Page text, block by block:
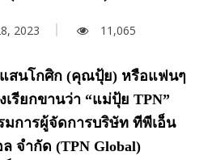
2023 11,065
นโกศิก (คุณปุ้ย) หรือแฟนๆ
เรียกขานว่า “แม่ปุ้ย TPN”
มการผู้จัดการบริษัท ทีพีเอ็น
จำกัด (TPN Global)